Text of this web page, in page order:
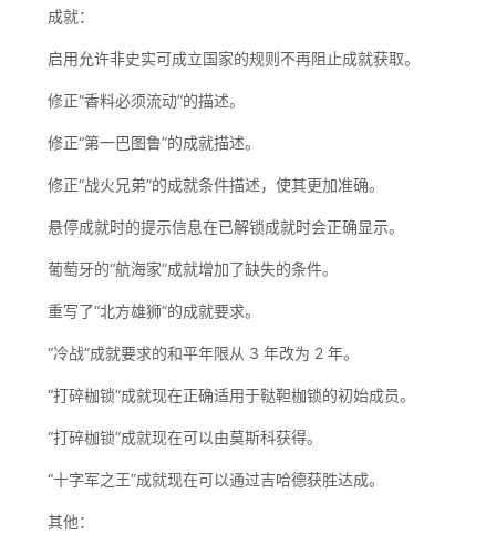
成就：
启用允许非史实可成立国家的规则不再阻止成就获取。
修正“香料必须流动”的描述。
修正“第一巴图鲁”的成就描述。
修正“战火兄弟”的成就条件描述，使其更加准确。
悬停成就时的提示信息在已解锁成就时会正确显示。
葡萄牙的“航海家”成就增加了缺失的条件。
重写了“北方雄狮”的成就要求。
“冷战”成就要求的和平年限从 3 年改为 2 年。
“打碎枷锁”成就现在正确适用于鞑靼枷锁的初始成员。
“打碎枷锁”成就现在可以由莫斯科获得。
“十字军之王”成就现在可以通过吉哈德获胜达成。
其他：